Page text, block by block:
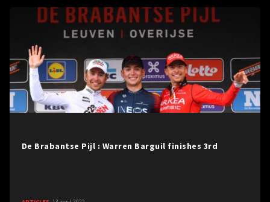
De Brabantse Pijl : Warren Barguil finishes 3rd